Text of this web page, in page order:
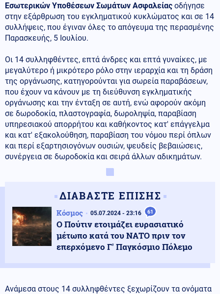
Εσωτερικών Υποθέσεων Σωμάτων Ασφαλείας οδήγησε
στην εξάρθρωση του εγκληματικού κυκλώματος και σε 14
συλλήψεις, που έγιναν όλες το απόγευμα της περασμένης
Παρασκευής, 5 Ιουλίου.
Οι 14 συλληφθέντες, επτά άνδρες και επτά γυναίκες, με
μεγαλύτερο ή μικρότερο ρόλο στην ιεραρχία και τη δράση
της οργάνωσης, κατηγορούνται για σωρεία παραβάσεων,
που έχουν να κάνουν με τη διεύθυνση εγκληματικής
οργάνωσης και την ένταξη σε αυτή, ενώ αφορούν ακόμη
σε δωροδοκία, πλαστογραφία, δωροληψία, παραβίαση
υπηρεσιακού απορρήτου και καθήκοντος κατ' επάγγελμα
και κατ' εξακολούθηση, παραβίαση του νόμου περί όπλων
και περί εξαρτησιογόνων ουσιών, ψευδείς βεβαιώσεις,
συνέργεια σε δωροδοκία και σειρά άλλων αδικημάτων.
ΔΙΑΒΑΣΤΕ ΕΠΙΣΗΣ
Κόσμος 05.07.2024 - 23:16 61
Ο Πούτιν ετοιμάζει ευρασιατικό
μέτωπο κατά του ΝΑΤΟ πριν τον
επερχόμενο Γ' Παγκόσμιο Πόλεμο
Ανάμεσα στους 14 συλληφθέντες ξεχωρίζουν τα ονόματα